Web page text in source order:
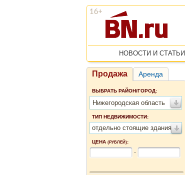
НОВОСТИ И СТАТЬИ
Продажа Аренда
ВЫБРАТЬ РАЙОН/ГОРОД:
Нижегородская область
ТИП НЕДВИЖИМОСТИ:
отдельно стоящие здания
ЦЕНА (РУБЛЕЙ):
-